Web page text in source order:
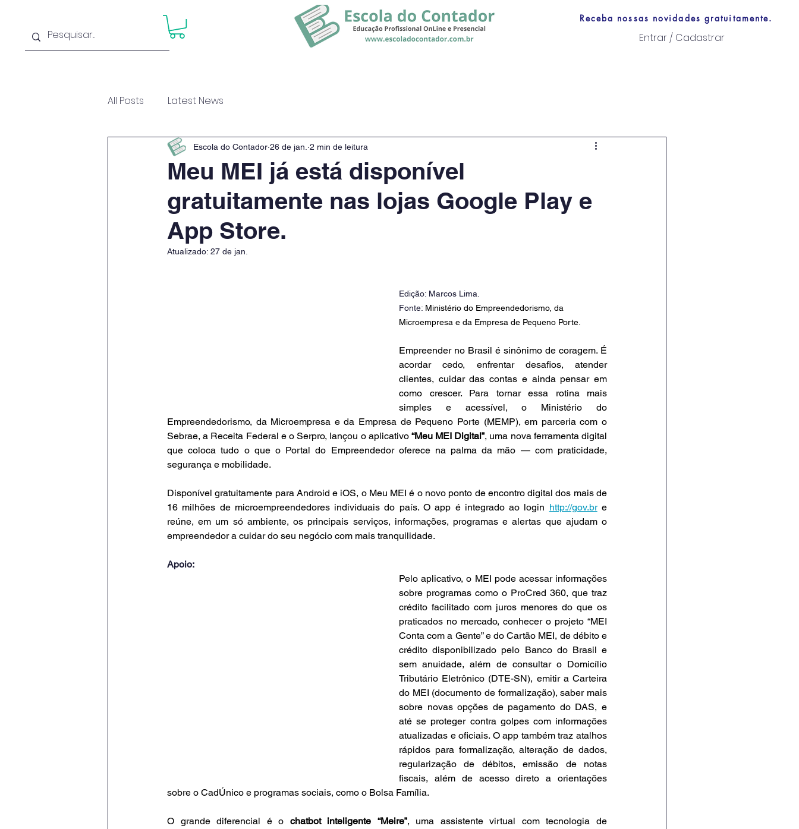
Receba nossas novidades gratuitamente.
Entrar / Cadastrar
All Posts Latest News
Meu MEI já está disponível
gratuitamente nas lojas Google Play e
App Store.
Escola do Contador 26 de jan. 2 min de leitura
Atualizado: 27 de jan.
Edição: Marcos Lima.
Fonte: Ministério do Empreendedorismo, da
Microempresa e da Empresa de Pequeno Porte.
Empreender no Brasil é sinônimo de coragem. É
acordar cedo, enfrentar desafios, atender
clientes, cuidar das contas e ainda pensar em
como crescer. Para tornar essa rotina mais
simples e acessível, o Ministério do
Empreendedorismo, da Microempresa e da Empresa de Pequeno Porte (MEMP), em parceria com o
Sebrae, a Receita Federal e o Serpro, lançou o aplicativo “Meu MEI Digital”, uma nova ferramenta digital
que coloca tudo o que o Portal do Empreendedor oferece na palma da mão — com praticidade,
segurança e mobilidade.
Disponível gratuitamente para Android e iOS, o Meu MEI é o novo ponto de encontro digital dos mais de
16 milhões de microempreendedores individuais do país. O app é integrado ao login http://gov.br e
reúne, em um só ambiente, os principais serviços, informações, programas e alertas que ajudam o
empreendedor a cuidar do seu negócio com mais tranquilidade.
Apoio:
Pelo aplicativo, o MEI pode acessar informações
sobre programas como o ProCred 360, que traz
crédito facilitado com juros menores do que os
praticados no mercado, conhecer o projeto “MEI
Conta com a Gente” e do Cartão MEI, de débito e
crédito disponibilizado pelo Banco do Brasil e
sem anuidade, além de consultar o Domicílio
Tributário Eletrônico (DTE-SN), emitir a Carteira
do MEI (documento de formalização), saber mais
sobre novas opções de pagamento do DAS, e
até se proteger contra golpes com informações
atualizadas e oficiais. O app também traz atalhos
rápidos para formalização, alteração de dados,
regularização de débitos, emissão de notas
fiscais, além de acesso direto a orientações
sobre o CadÚnico e programas sociais, como o Bolsa Família.
O grande diferencial é o chatbot inteligente “Meire”, uma assistente virtual com tecnologia de